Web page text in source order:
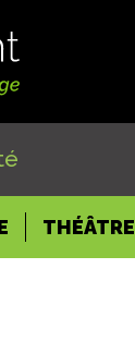
THÉÂTRE